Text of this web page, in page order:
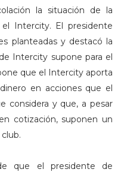
la situación de la
Intercity. El presidente
planteadas y destacó la
Intercity supone para el
que el Intercity aporta
en acciones que el
considera y que, a pesar
cotización, suponen un
que el presidente de